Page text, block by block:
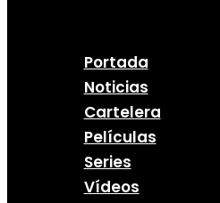
Portada
Noticias
Cartelera
Películas
Series
Vídeos